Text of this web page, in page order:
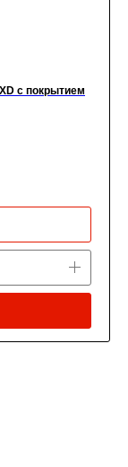
с покрытием